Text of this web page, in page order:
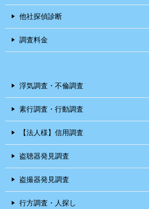
他社探偵診断
調査料金
浮気調査・不倫調査
素行調査・行動調査
【法人様】信用調査
盗聴器発見調査
盗撮器発見調査
行方調査・人探し